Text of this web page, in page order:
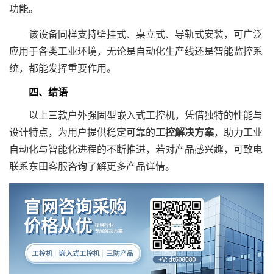
功能。
该设备同样支持壁挂式、桌立式、导轨式安装，可广泛
应用于各类工业环境，无论是自动化生产线还是智能监控系
统，都能发挥重要作用。
四、结语
以上三款户外强固型嵌入式工控机，凭借独特的性能与
设计特点，为用户提供稳定可靠的工控解决方案，助力工业
自动化与智能化进程的不断推进，若对产品感兴趣，可致电
联系东田客服咨询了解更多产品详情。